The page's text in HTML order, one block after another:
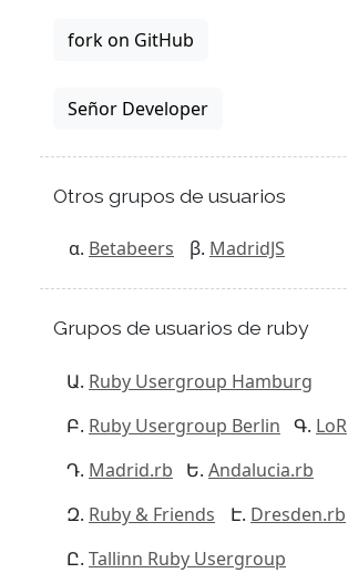
fork on GitHub
Señor Developer
Otros grupos de usuarios
Betabeers MadridJS
Grupos de usuarios de ruby
Ruby Usergroup Hamburg
Ruby Usergroup Berlin
LoR
Madrid.rb
Andalucia.rb
Ruby & Friends
Dresden.rb
Tallinn Ruby Usergroup